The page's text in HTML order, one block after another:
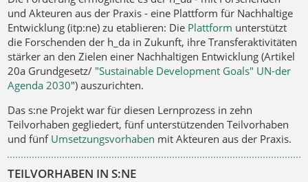
und Akteuren aus der Praxis - eine Plattform für Nachhaltige
Entwicklung (itp:ne) zu etablieren: Die Plattform unterstützt
die Forschenden der h_da in Zukunft, ihre Transferaktivitäten
stärker an den Zielen einer Nachhaltigen Entwicklung (Artikel
20a Grundgesetz/ "Sustainable Development Goals" UN-der
Agenda 2030") auszurichten.
Das s:ne Projekt war für diesen Lernprozess in zehn
Teilvorhaben gegliedert, fünf unterstützenden Teilvorhaben
und fünf Umsetzungsvorhaben mit Akteuren aus der Praxis.
TEILVORHABEN IN S:NE